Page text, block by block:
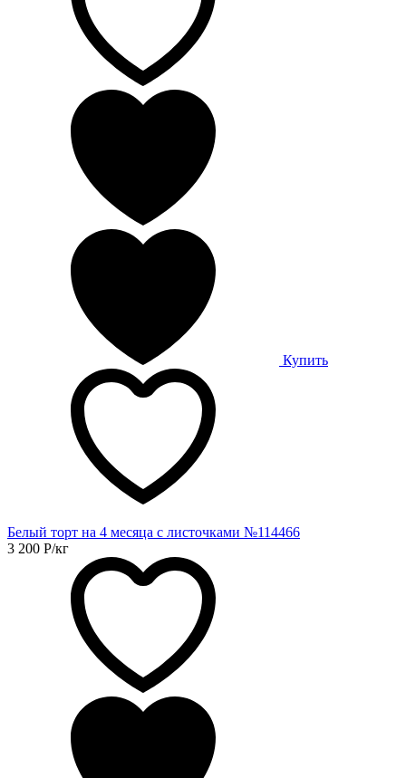
Купить
Белый торт на 4 месяца с листочками №114466
3 200 Р/кг